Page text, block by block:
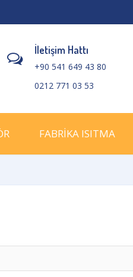
İletişim Hattı
+90 541 649 43 80
0212 771 03 53
FABRİKA ISITMA